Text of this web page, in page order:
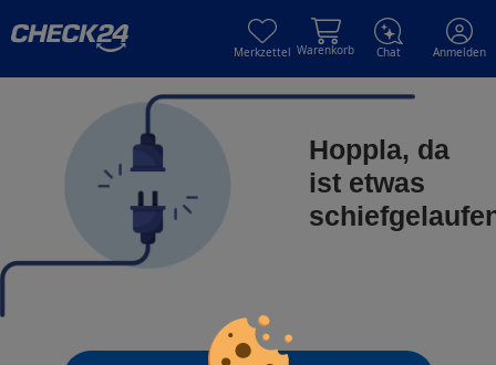
Merkzettel Warenkorb Chat Anmelden
Hoppla, da
ist etwas